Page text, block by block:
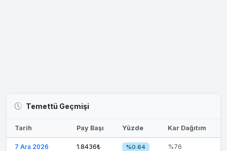
Temettü Geçmişi
Tarih Pay Başı Yüzde Kar Dağıtım
7 Ara 2026 1.8436₺ %0.64 %76